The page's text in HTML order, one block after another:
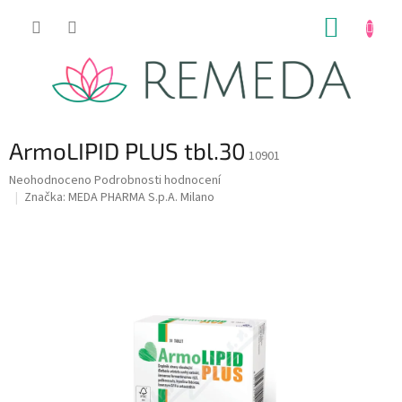
ArmoLIPID PLUS tbl.30 10901
Průměrné
hodnocení
Neohodnoceno Podrobnosti hodnocení
Značka: MEDA PHARMA S.p.A. Milano